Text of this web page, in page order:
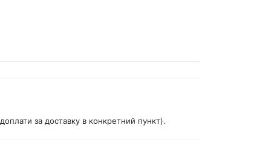
за доставку в конкретний пункт).